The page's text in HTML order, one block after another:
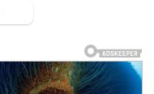
https://viet.tube/watch/